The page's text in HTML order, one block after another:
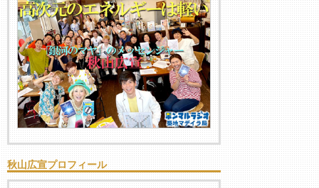
秋山広宣プロフィール